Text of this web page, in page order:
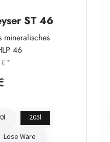
ST 46
mineralisches
46
*
205l
Lose Ware